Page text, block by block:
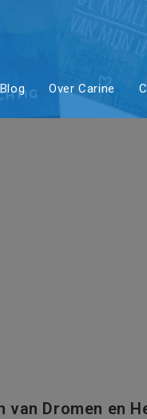
Blog Over Carine
van Dromen en